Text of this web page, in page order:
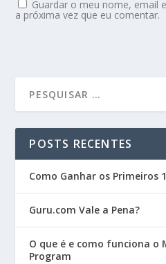
Guardar o meu nome, email
a próxima vez que eu comentar.
POSTS RECENTES
Como Ganhar os Primeiros
Guru.com Vale a Pena?
O que é e como funciona o
Program